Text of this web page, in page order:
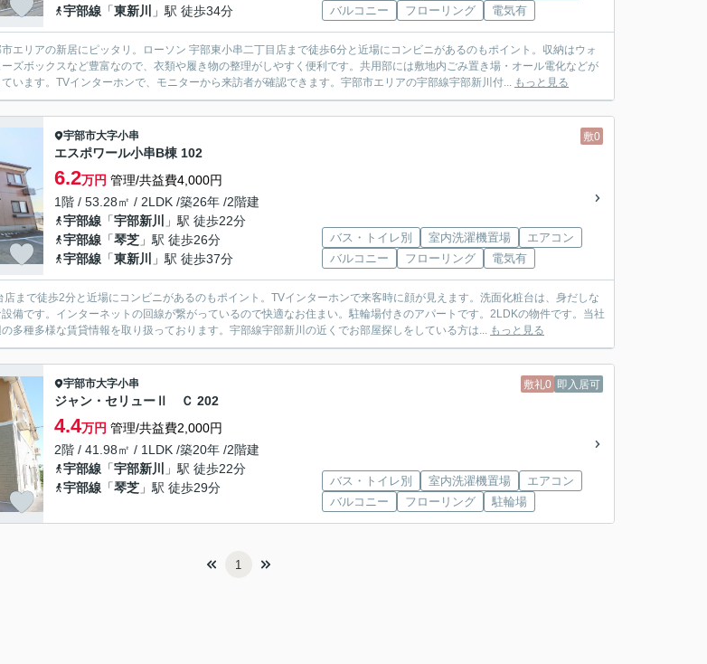
宇部線 「東新川 」駅 徒歩34分
バルコニー
フローリング 電気有
市エリアの新居にピッタリ。ローソン 宇部東小串二丁目店まで徒歩6分と近場にコンビニがあるのもポイント。収納はウォ
ズボックスなど豊富なので、衣類や履き物の整理がしやすく便利です。共用部には敷地内ごみ置き場・オール電化などが
います。TVインターホンで、モニターから来訪者が確認できます。宇部市エリアの宇部線宇部新川付... もっと見る
敷0
宇部市大字小串
エスポワール小串B棟 102
6.2万円 管理/共益費4,000円
1階 / 53.28㎡ / 2LDK /築26年 /2階建
宇部線 「宇部新川
」駅 徒歩22分
宇部線 「琴芝 」駅 徒歩26分
宇部線 「東新川 」駅 徒歩37分
バス・トイレ別 室内洗濯機置場
エアコン
バルコニー
フローリング 電気有
店まで徒歩2分と近場にコンビニがあるのもポイント。TVインターホンで来客時に顔が見えます。洗面化粧台は、身だしな
備です。インターネットの回線が繋がっているので快適なお住まい。駐輪場付きのアパートです。2LDKの物件です。当社
多種多様な賃貸情報を取り扱っております。宇部線宇部新川の近くでお部屋探しをしている方は... もっと見る
敷礼0 即入居可
宇部市大字小串
ジャン・セリューⅡ Ｃ 202
4.4万円 管理/共益費2,000円
2階 / 41.98㎡ / 1LDK /築20年 /2階建
宇部線 「宇部新川
」駅 徒歩22分
宇部線 「琴芝 」駅 徒歩29分 バス・トイレ別 室内洗濯機置場
エアコン
バルコニー
フローリング 駐輪場
1